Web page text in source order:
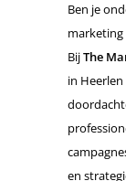
Ben je
BijThe
in
en